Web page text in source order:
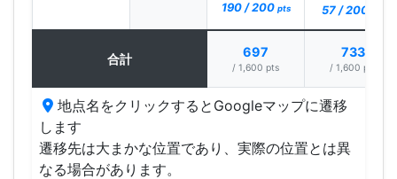
190 / 200 pts 57 / 200
合計 697
/ 1,600 pts
733
/ 1,600 pts
地点名をクリックするとGoogleマップに遷移
します
遷移先は大まかな位置であり、実際の位置とは異
なる場合があります。